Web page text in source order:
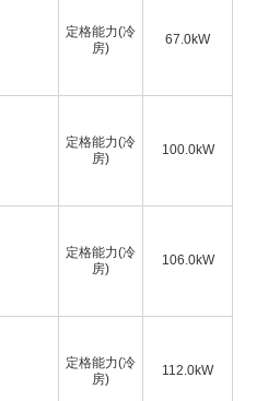
定格能力(冷
房)
67.0kW
定格能力(冷
房)
100.0kW
定格能力(冷
房)
106.0kW
定格能力(冷
房)
112.0kW